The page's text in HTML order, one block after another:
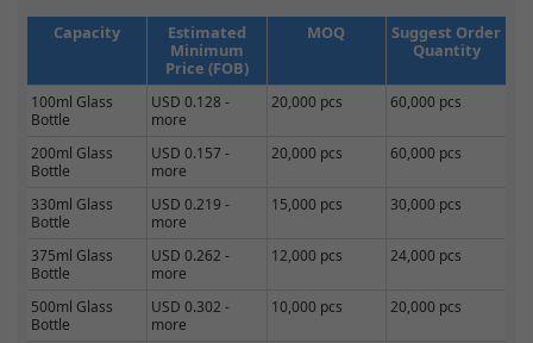
Capacity
Estimated
Minimum
Price (FOB)
MOQ
Suggest Order
Quantity
100ml Glass
Bottle
USD 0.128 -
more
20,000 pcs 60,000 pcs
200ml Glass
Bottle
USD 0.157 -
more
20,000 pcs 60,000 pcs
330ml Glass
Bottle
USD 0.219 -
more
15,000 pcs 30,000 pcs
375ml Glass
Bottle
USD 0.262 -
more
12,000 pcs 24,000 pcs
500ml Glass
Bottle
USD 0.302 -
more
10,000 pcs 20,000 pcs